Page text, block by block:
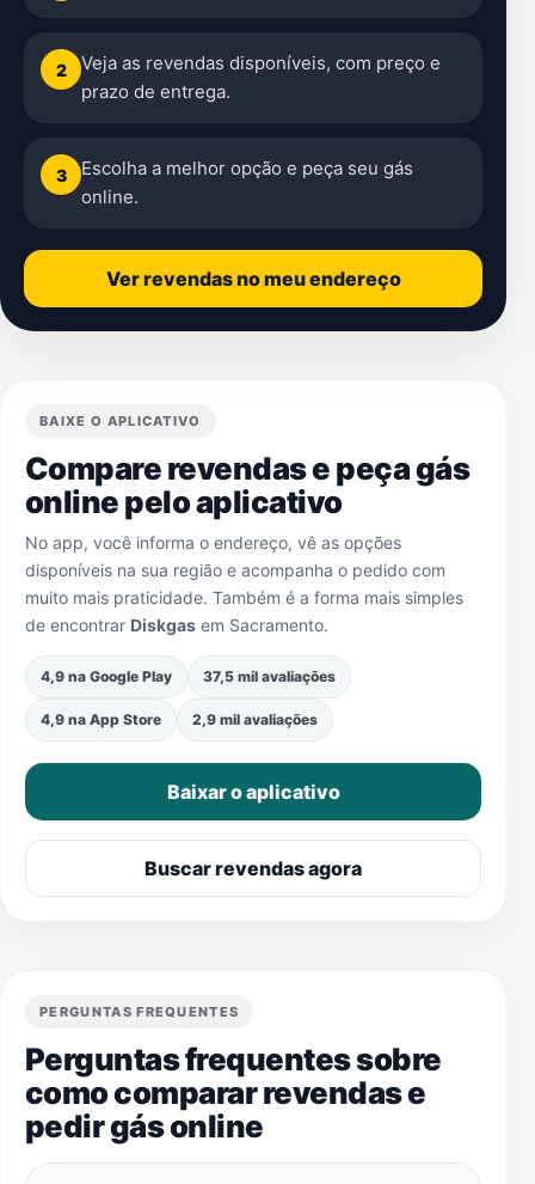
2
Veja as revendas disponíveis, com preço e
prazo de entrega.
3
Escolha a melhor opção e peça seu gás
online.
Ver revendas no meu endereço
BAIXE O APLICATIVO
Compare revendas e peça gás
online pelo aplicativo
No app, você informa o endereço, vê as opções
disponíveis na sua região e acompanha o pedido com
muito mais praticidade. Também é a forma mais simples
de encontrar Diskgas em Sacramento.
4,9 na Google Play 37,5 mil avaliações
4,9 na App Store 2,9 mil avaliações
Baixar o aplicativo
Buscar revendas agora
PERGUNTAS FREQUENTES
Perguntas frequentes sobre
como comparar revendas e
pedir gás online